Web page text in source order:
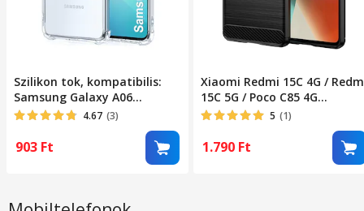
Szilikon tok, kompatibilis:
Samsung Galaxy A06
ütésálló átlátszó
4.67 (3)
903 Ft
Xiaomi Redmi 15C 4G /
15C 5G / Poco C85 4G
kompatibilis szilikon
hátlaptok, karbon mintás,
fekete, Carbon case
5 (1)
1.790 Ft